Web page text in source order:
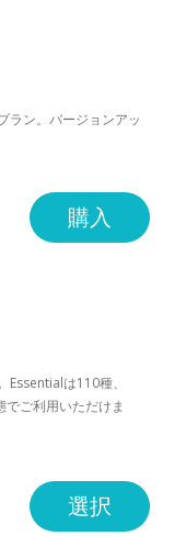
ラン。バージョンアッ
購入
は110種、
ご利用いただけま
選択